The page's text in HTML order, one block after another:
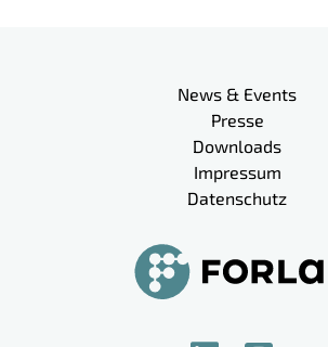
News & Events
Presse
Downloads
Impressum
Datenschutz